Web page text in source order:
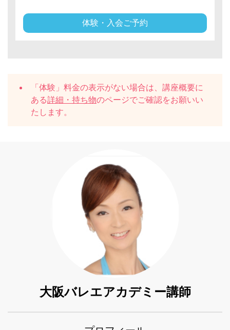
体験・入会ご予約
「体験」料金の表示がない場合は、講座概要に
ある詳細・持ち物のページでご確認をお願いい
たします。
大阪バレエアカデミー講師